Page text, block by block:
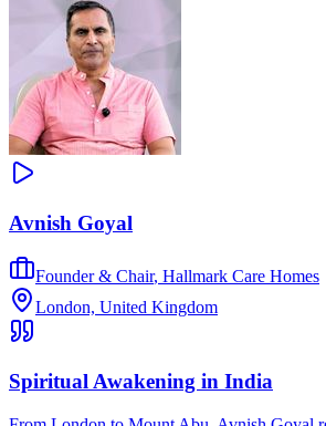
Avnish Goyal
Founder & Chair, Hallmark Care Homes
London, United Kingdom
Spiritual Awakening in India